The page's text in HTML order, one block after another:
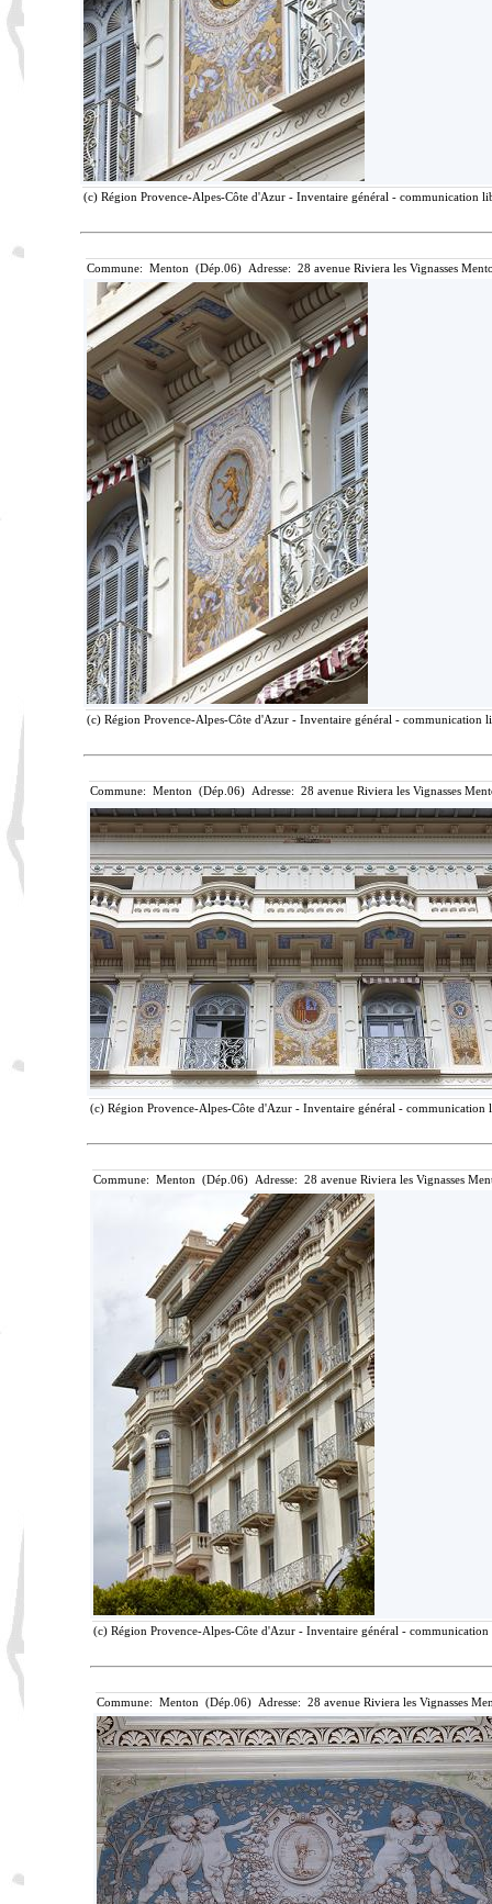
(c) Région Provence-Alpes-Côte d'Azur - Inventaire général - communication
Commune: Menton (Dép.06) Adresse: 28 avenue Riviera les Vignasses
(c) Région Provence-Alpes-Côte d'Azur - Inventaire général - communication
Commune: Menton (Dép.06) Adresse: 28 avenue Riviera les Vignasses
(c) Région Provence-Alpes-Côte d'Azur - Inventaire général -
Commune: Menton (Dép.06) Adresse: 28 avenue Riviera les Vignasses
(c) Région Provence-Alpes-Côte d'Azur - Inventaire général -
Commune: Menton (Dép.06) Adresse: 28 avenue Riviera les Vignasses